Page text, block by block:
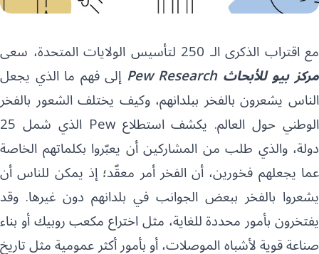
مع اقتراب الذكرى الـ 250 لتأسيس الولايات المتحدة، سعى
مركز بيو للأبحاثPew Research إلى فهم ما الذي يجعل
الناس يشعرون بالفخر ببلدانهم، وكيف يختلف الشعور بالفخر
الوطني حول العالم. يكشف استطلاعPew
الذي شمل 25
دولة، والذي طلب من المشاركين أن يعبّروا بكلماتهم الخاصة
عما يجعلهم فخورين، أن الفخر أمر معقّد؛ إذ يمكن للناس أن
يشعروا بالفخر ببعض الجوانب في بلدانهم دون غيرها. وقد
يفتخرون بأمور محددة للغاية، مثل اختراع مكعب روبيك أو بناء
صناعة قوية لأشباه الموصلات، أو بأمور أكثر عمومية مثل تاريخ